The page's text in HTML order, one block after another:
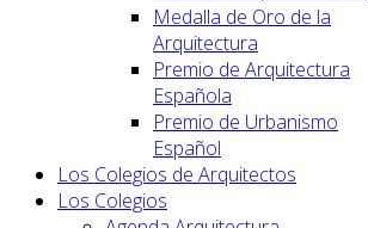
Medalla de Oro de la
Arquitectura
Premio de Arquitectura
Española
Premio de Urbanismo
Español
Los Colegios de Arquitectos
Los Colegios